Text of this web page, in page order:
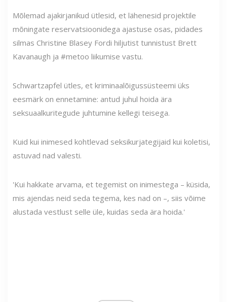
Mõlemad ajakirjanikud ütlesid, et lähenesid projektile
mõningate reservatsioonidega ajastuse osas, pidades
silmas Christine Blasey Fordi hiljutist tunnistust Brett
Kavanaugh ja #metoo liikumise vastu.
Schwartzapfel ütles, et kriminaalõigussüsteemi üks
eesmärk on ennetamine: antud juhul hoida ära
seksuaalkuritegude juhtumine kellegi teisega.
Kuid kui inimesed kohtlevad seksikurjategijaid kui koletisi,
astuvad nad valesti.
'Kui hakkate arvama, et tegemist on inimestega – küsida,
mis ajendas neid seda tegema, kes nad on –, siis võime
alustada vestlust selle üle, kuidas seda ära hoida.'